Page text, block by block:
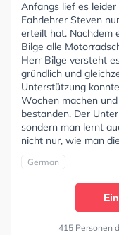
Anfangs lief es
Fahrlehrer Steven
erteilt hat. Nachdem
Bilge alle
Herr Bilge versteht
gründlich und
Unterstützung
Wochen machen
bestanden. Der
sondern man lernt
nicht nur, wie man
German
415 Personen